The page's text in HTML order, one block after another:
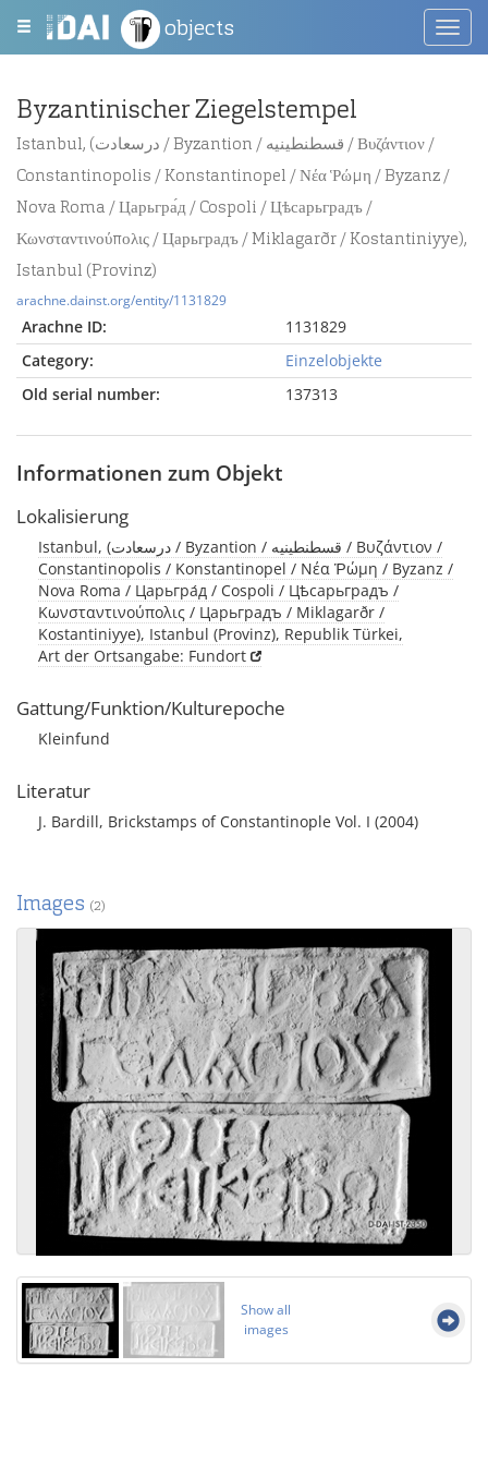
objects
Byzantinischer Ziegelstempel
Istanbul, (درسعادت / Byzantion / قسطنطينيه / Βυζάντιον /
Constantinopolis / Konstantinopel / Νέα Ῥώμη / Byzanz /
Nova Roma / Царьгра́д / Cospoli / Цѣсарьградъ /
Κωνσταντινούπολις / Царьградъ / Miklagarðr / Kostantiniyye),
Istanbul (Provinz)
arachne.dainst.org/entity/1131829
Arachne ID:
1131829
Category:
Einzelobjekte
Old serial number:
137313
Informationen zum Objekt
Lokalisierung
Istanbul, (درسعادت / Byzantion / قسطنطينيه / Βυζάντιον /
Constantinopolis / Konstantinopel / Νέα Ῥώμη / Byzanz /
Nova Roma / Царьгра́д / Cospoli / Цѣсарьградъ /
Κωνσταντινούπολις / Царьградъ / Miklagarðr /
Kostantiniyye), Istanbul (Provinz), Republik Türkei,
Art der Ortsangabe: Fundort
Gattung/Funktion/Kulturepoche
Kleinfund
Literatur
J. Bardill, Brickstamps of Constantinople Vol. I (2004)
Images (2)
Show all
images